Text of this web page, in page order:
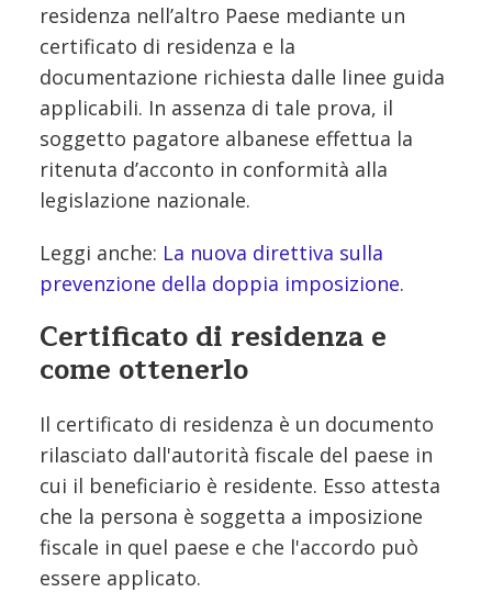
residenza nell’altro Paese mediante un
certificato di residenza e la
documentazione richiesta dalle linee guida
applicabili. In assenza di tale prova, il
soggetto pagatore albanese effettua la
ritenuta d’acconto in conformità alla
legislazione nazionale.
Leggi anche: La nuova direttiva sulla
prevenzione della doppia imposizione.
Certificato di residenza e
come ottenerlo
Il certificato di residenza è un documento
rilasciato dall'autorità fiscale del paese in
cui il beneficiario è residente. Esso attesta
che la persona è soggetta a imposizione
fiscale in quel paese e che l'accordo può
essere applicato.